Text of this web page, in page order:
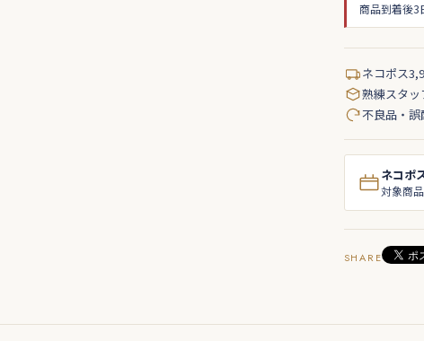
商品到着後3
ネコポス
熟練スタ
不良品・
ネコポ
対象商
SHARE